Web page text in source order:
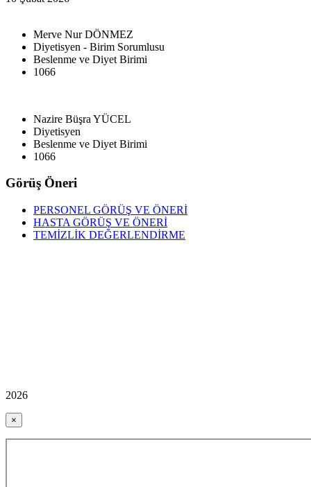
Merve Nur DÖNMEZ
Diyetisyen - Birim Sorumlusu
Beslenme ve Diyet Birimi
1066
Nazire Büşra YÜCEL
Diyetisyen
Beslenme ve Diyet Birimi
1066
Görüş Öneri
PERSONEL GÖRÜŞ VE ÖNERİ
HASTA GÖRÜŞ VE ÖNERİ
TEMİZLİK DEĞERLENDİRME
2026
×